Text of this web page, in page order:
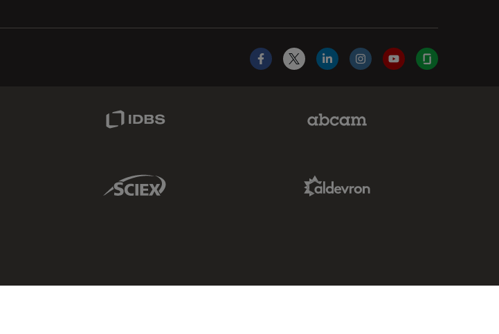
Facebook
X LinkedInInstagramYouTubeGlassdoor
Sciex Link